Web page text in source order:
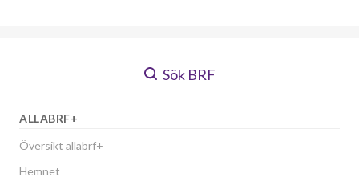
Sök BRF
ALLABRF+
Översikt allabrf+
Hemnet